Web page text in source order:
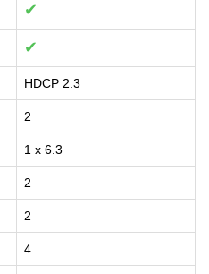
✔
✔
HDCP 2.3
2
1 x 6.3
2
2
4